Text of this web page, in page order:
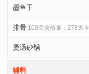
墨鱼干
排骨 100克含热量：278大卡
煲汤砂锅
辅料